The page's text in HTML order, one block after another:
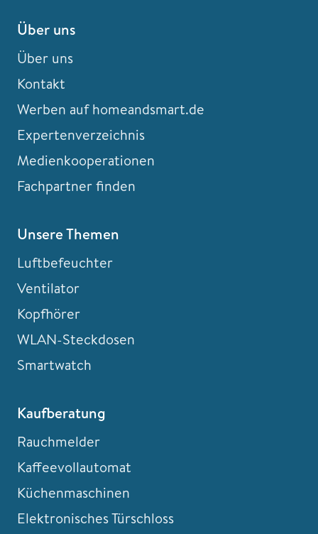
Über uns
Über uns
Kontakt
Werben auf homeandsmart.de
Expertenverzeichnis
Medienkooperationen
Fachpartner finden
Unsere Themen
Luftbefeuchter
Ventilator
Kopfhörer
WLAN-Steckdosen
Smartwatch
Kaufberatung
Rauchmelder
Kaffeevollautomat
Küchenmaschinen
Elektronisches Türschloss